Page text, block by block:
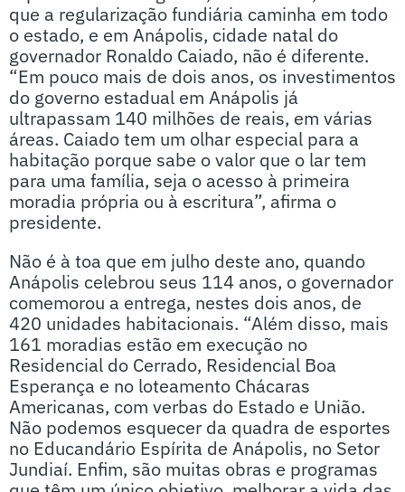
que a regularização fundiária caminha em todo
o estado, e em Anápolis, cidade natal do
governador Ronaldo Caiado, não é diferente.
“Em pouco mais de dois anos, os investimentos
do governo estadual em Anápolis já
ultrapassam 140 milhões de reais, em várias
áreas. Caiado tem um olhar especial para a
habitação porque sabe o valor que o lar tem
para uma família, seja o acesso à primeira
moradia própria ou à escritura”, afirma o
presidente.
Não é à toa que em julho deste ano, quando
Anápolis celebrou seus 114 anos, o governador
comemorou a entrega, nestes dois anos, de
420 unidades habitacionais. “Além disso, mais
161 moradias estão em execução no
Residencial do Cerrado, Residencial Boa
Esperança e no loteamento Chácaras
Americanas, com verbas do Estado e União.
Não podemos esquecer da quadra de esportes
no Educandário Espírita de Anápolis, no Setor
Jundiaí. Enfim, são muitas obras e programas